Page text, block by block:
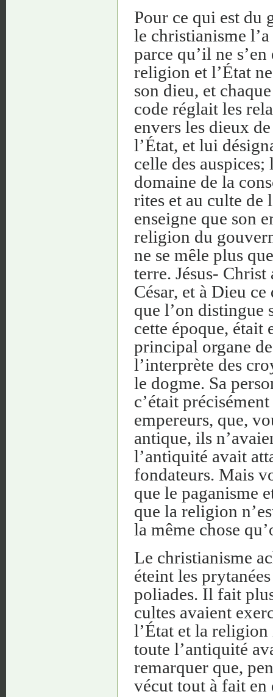
Pour ce qui est du
le christianisme
parce qu’il ne
religion et l’État
son dieu, et
code réglait les
envers les dieux
l’État, et lui
celle des
domaine de la
rites et au culte de
enseigne que son
religion du
ne se mêle plus
terre. Jésus- Christ
César, et à Dieu
que l’on distingue
cette époque, était
principal organe
l’interprète des
le dogme. Sa
c’était
empereurs, que,
antique, ils
l’antiquité avait
fondateurs. Mais
que le paganisme
que la religion
la même chose
Le christianisme
éteint les
poliades. Il fait
cultes avaient
l’État et la religion
toute l’antiquité
remarquer que,
vécut tout à fait en